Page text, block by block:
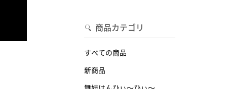
商品カテゴリ
すべての商品
新商品